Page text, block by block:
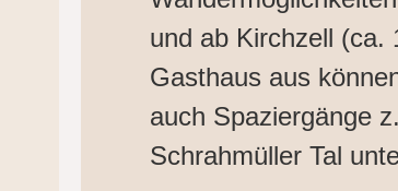
und ab Kirchzell (ca.
Gasthaus aus
auch Spaziergänge
Schrahmüller Tal